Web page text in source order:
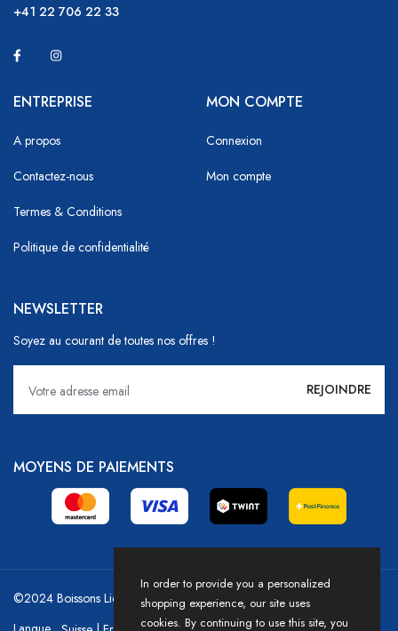
+41 22 706 22 33
ENTREPRISE
A propos
Contactez-nous
Termes & Conditions
Politique de confidentialité
MON COMPTE
Connexion
Mon compte
NEWSLETTER
Soyez au courant de toutes nos offres !
MOYENS DE PAIEMENTS
©2024 Boissons Liechti - GoDrink Group / Powered by HICASS
In order to provide you a personalized
shopping experience, our site uses
cookies. By continuing to use this site, you